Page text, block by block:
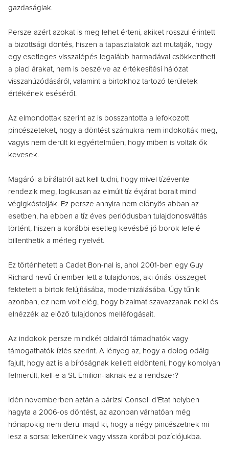
gazdaságiak.
Persze azért azokat is meg lehet érteni, akiket rosszul érintett
a bizottsági döntés, hiszen a tapasztalatok azt mutatják, hogy
egy esetleges visszalépés legalább harmadával csökkentheti
a piaci árakat, nem is beszélve az értékesítési hálózat
visszahúzódásáról, valamint a birtokhoz tartozó területek
értékének eséséről.
Az elmondottak szerint az is bosszantotta a lefokozott
pincészeteket, hogy a döntést számukra nem indokolták meg,
vagyis nem derült ki egyértelműen, hogy miben is voltak ők
kevesek.
Magáról a bírálatról azt kell tudni, hogy mivel tízévente
rendezik meg, logikusan az elmúlt tíz évjárat borait mind
végigkóstolják. Ez persze annyira nem előnyös abban az
esetben, ha ebben a tíz éves periódusban tulajdonosváltás
történt, hiszen a korábbi esetleg kevésbé jó borok lefelé
billenthetik a mérleg nyelvét.
Ez történhetett a Cadet Bon-nal is, ahol 2001-ben egy Guy
Richard nevű úriember lett a tulajdonos, aki óriási összeget
fektetett a birtok felújításába, modernizálásába. Úgy tűnik
azonban, ez nem volt elég, hogy bizalmat szavazzanak neki és
elnézzék az előző tulajdonos melléfogásait.
Az indokok persze mindkét oldalról támadhatók vagy
támogathatók ízlés szerint. A lényeg az, hogy a dolog odáig
fajult, hogy azt is a bíróságnak kellett eldönteni, hogy komolyan
felmerült, kell-e a St. Emilion-iaknak ez a rendszer?
Idén novemberben aztán a párizsi Conseil d’Etat helyben
hagyta a 2006-os döntést, az azonban várhatóan még
hónapokig nem derül majd ki, hogy a négy pincészetnek mi
lesz a sorsa: lekerülnek vagy vissza korábbi pozíciójukba.